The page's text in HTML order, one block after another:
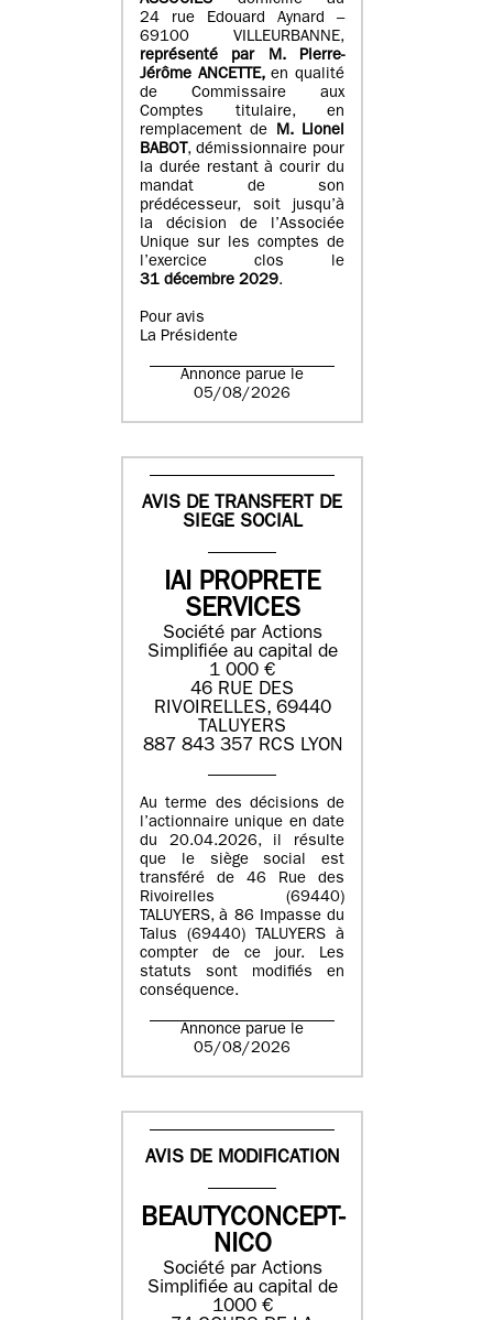
24 rue Edouard Aynard –
69100 VILLEURBANNE,
représenté par M.Pierre-
Jérôme ANCETTE, en qualité
de Commissaire aux
Comptes titulaire, en
remplacement de M.Lionel
BABOT, démissionnaire pour
la durée restant à courir du
mandat de son
prédécesseur, soit jusqu’à
la décision de l’Associée
Unique sur les comptes de
l’exercice clos le
31 décembre 2029.
Pour avis
La Présidente
Annonce parue le
05/08/2026
AVIS DE TRANSFERT DE
SIEGE SOCIAL
IAI PROPRETE
SERVICES
Société par Actions
Simplifiée au capital de
1 000 €
46 RUE DES
RIVOIRELLES, 69440
TALUYERS
887 843 357 RCS LYON
Au terme des décisions de
l’actionnaire unique en date
du 20.04.2026, il résulte
que le siège social est
transféré de 46 Rue des
Rivoirelles (69440)
TALUYERS, à 86 Impasse du
Talus (69440) TALUYERS à
compter de ce jour. Les
statuts sont modifiés en
conséquence.
Annonce parue le
05/08/2026
AVIS DE MODIFICATION
BEAUTYCONCEPT-
NICO
Société par Actions
Simplifiée au capital de
1000 €